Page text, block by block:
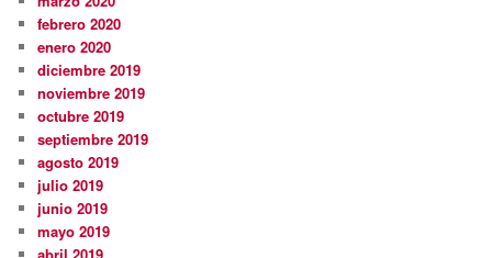
febrero 2020
enero 2020
diciembre 2019
noviembre 2019
octubre 2019
septiembre 2019
agosto 2019
julio 2019
junio 2019
mayo 2019